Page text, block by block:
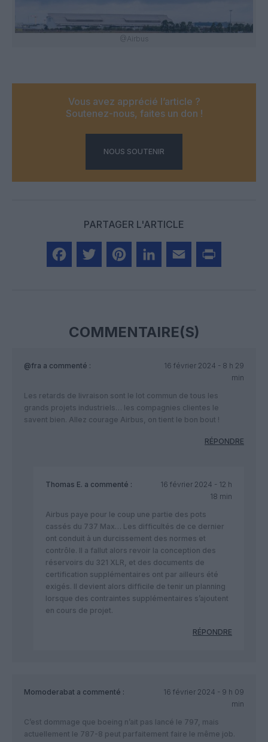
@Airbus
Vous avez apprécié l’article ?
Soutenez-nous, faites un don !
NOUS SOUTENIR
PARTAGER L'ARTICLE
COMMENTAIRE(S)
@fra a commenté :
16 février 2024 - 8 h 29
min
Les retards de livraison sont le lot commun de tous les
grands projets industriels… les compagnies clientes le
savent bien. Allez courage Airbus, on tient le bon bout !
RÉPONDRE
Thomas E. a commenté :
16 février 2024 - 12 h
18 min
Airbus paye pour le coup une partie des pots
cassés du 737 Max… Les difficultés de ce dernier
ont conduit à un durcissement des normes et
contrôle. Il a fallut alors revoir la conception des
réservoirs du 321 XLR, et des documents de
certification supplémentaires ont par ailleurs été
exigés. Il devient alors difficile de tenir un planning
lorsque des contraintes supplémentaires s’ajoutent
en cours de projet.
RÉPONDRE
Momoderabat a commenté :
16 février 2024 - 9 h 09
min
C’est dommage que boeing n’ait pas lancé le 797, mais
actuellement le 787-8 peut parfaitement faire le même job.